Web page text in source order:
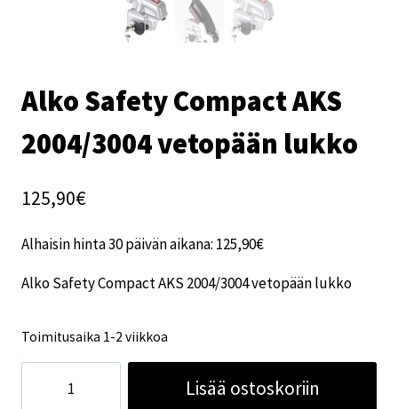
Alko Safety Compact AKS
2004/3004 vetopään lukko
125,90€
Alhaisin hinta 30 päivän aikana: 125,90€
Alko Safety Compact AKS 2004/3004 vetopään lukko
Toimitusaika 1-2 viikkoa
Lisää ostoskoriin